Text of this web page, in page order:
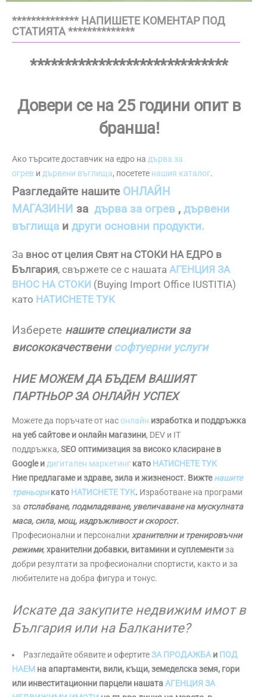
************** НАПИШЕТЕ КОМЕНТАР ПОД
СТАТИЯТА **************
*****************************
Довери се на 25 години опит в
бранша!
Ако търсите доставчик на едро на дърва за
огрев и дървени въглища, посетете нашия каталог.
Разгледайте нашите ОНЛАЙН
МАГАЗИНИ за дърва за огрев , дървени
въглища и други основни продукти.
За внос от целия Свят на СТОКИ НА ЕДРО в
България, свържете се с нашата АГЕНЦИЯ ЗА
ВНОС НА СТОКИ (Buying Import Office IUSTITIA)
като НАТИСНЕТЕ ТУК
Изберете нашите специалисти за
висококачествени софтуерни услуги
НИЕ МОЖЕМ ДА БЪДЕМ ВАШИЯТ
ПАРТНЬОР ЗА ОНЛАЙН УСПЕХ
Можете да поръчате от насонлайн изработка и поддръжка
на уеб сайтове и онлайн магазини, DEV и IT
поддръжка, SEO оптимизация за високо класиране в
Google идигитален маркетинг като НАТИСНЕТЕ ТУК
Ние предлагаме и здраве, зила и жизненост. Вижтенашите
треньорикато НАТИСНЕТЕ ТУК. Изработване на програми
за отслабване, подмладяване, увеличаване на мускулната
маса, сила, мощ, издръжливост и скорост.
Професионални и персонални хранителни и тренировъчни
режими, хранителни добавки, витамини и суплементиза
добри резултати за професионални спортисти, както и за
любителите на добра фигура и тонус.
Искате да закупите недвижим имот в
България или на Балканите?
Разгледайте обявите и офертитеЗА ПРОДАЖБАи ПОД
НАЕМ на апартаменти, вили, къщи, земеделска земя, гори
или инвеститационни парцели нашатаАГЕНЦИЯ ЗА